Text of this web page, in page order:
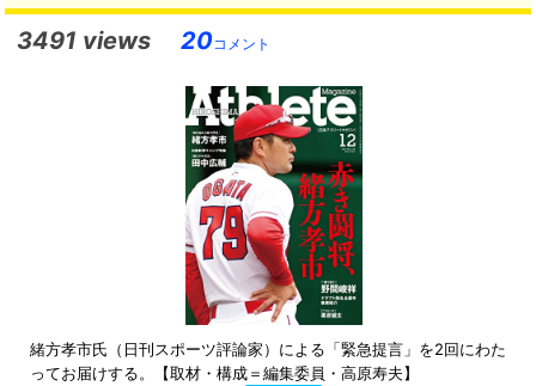
3491 views 20コメント
緒方孝市氏（日刊スポーツ評論家）による「緊急提言」を2回にわた
ってお届けする。【取材・構成＝編集委員・高原寿夫】